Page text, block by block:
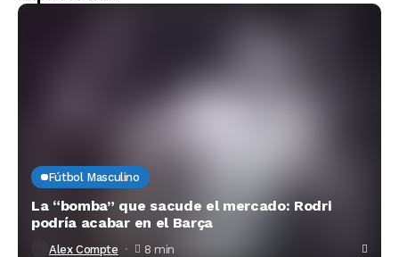
Fútbol Masculino
La “bomba” que sacude el mercado: Rodri
podría acabar en el Barça
Alex Compte 8 min